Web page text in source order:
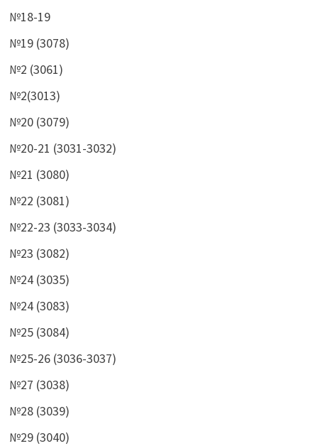
№18-19
№19 (3078)
№2 (3061)
№2(3013)
№20 (3079)
№20-21 (3031-3032)
№21 (3080)
№22 (3081)
№22-23 (3033-3034)
№23 (3082)
№24 (3035)
№24 (3083)
№25 (3084)
№25-26 (3036-3037)
№27 (3038)
№28 (3039)
№29 (3040)